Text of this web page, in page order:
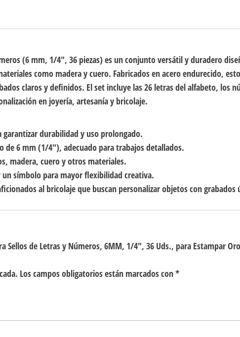
(6 mm, 1/4″, 36 piezas) es un conjunto versátil y duradero
como madera y cuero. Fabricados en acero endurecido,
claros y definidos. El set incluye las 26 letras del alfabeto, los
en joyería, artesanía y bricolaje.
durabilidad y uso prolongado.
de 6 mm (1/4″), adecuado para trabajos detallados.
madera, cuero y otros materiales.
símbolo para mayor flexibilidad creativa.
al bricolaje que buscan personalizar objetos con grabados
Sellos de Letras y Números, 6MM, 1/4″, 36 Uds., para Estampar
Los campos obligatorios están marcados con*